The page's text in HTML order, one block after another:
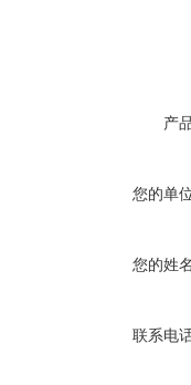
产
您的单
您的姓
联系电